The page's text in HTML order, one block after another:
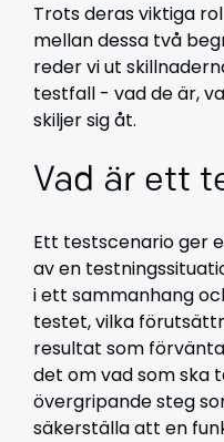
Trots deras viktiga
mellan dessa två
reder vi ut
testfall - vad de är,
skiljer sig åt.
Vad är ett
Ett testscenario ger
av en
i ett sammanhang
testet, vilka
resultat som
det om vad som ska
övergripande steg
säkerställa att en